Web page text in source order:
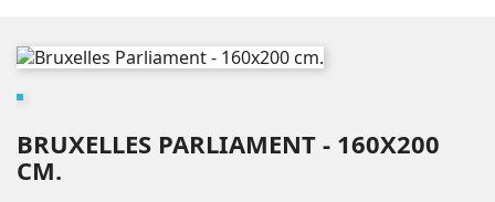
BRUXELLES PARLIAMENT - 160X200
CM.